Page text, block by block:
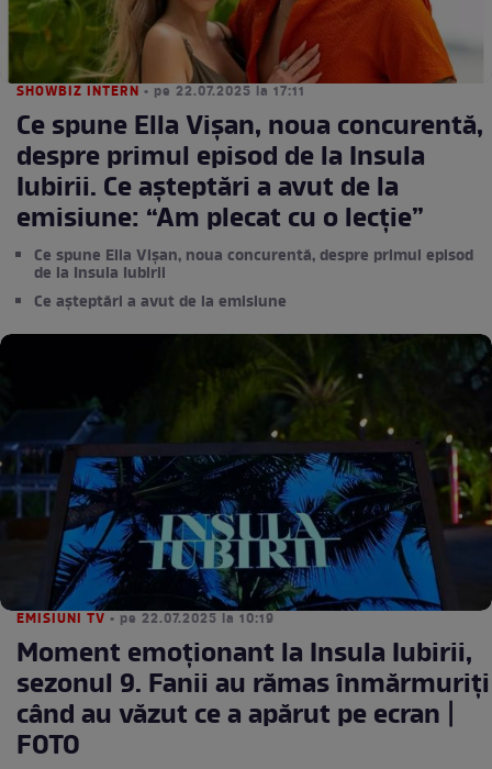
SHOWBIZ INTERN • pe 22.07.2025 la 17:11
Ce spune Ella Vișan, noua concurentă,
despre primul episod de la Insula
Iubirii. Ce așteptări a avut de la
emisiune: “Am plecat cu o lecție”
Ce spune Ella Vișan, noua concurentă, despre primul episod
de la Insula Iubirii
Ce așteptări a avut de la emisiune
EMISIUNI TV • pe 22.07.2025 la 10:19
Moment emoționant la Insula Iubirii,
sezonul 9. Fanii au rămas înmărmuriți
când au văzut ce a apărut pe ecran |
FOTO